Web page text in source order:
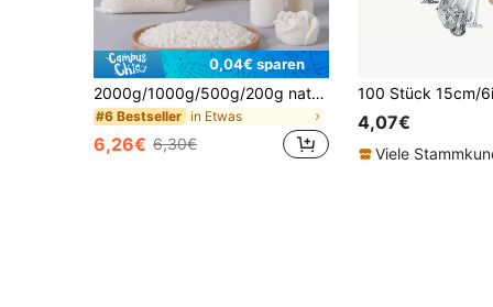
0,04€ sparen
2000g/1000g/500g/200g natürliche Sojakerzen-Granulat für Kerzengießen, 1,1 lb/2,2 lb/4,4 lb Sojakerzen-Granulat, weißes Sojakerzen-DIY für handgemachte Aromatherapie-Kerzen, Kerzengießzubehör, Heimdekoration
#6 Bestseller in Etwas
6,26€ 6,30€
4,07€
Viele